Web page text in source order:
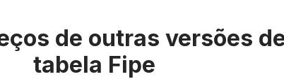
de outras versões
tabela Fipe